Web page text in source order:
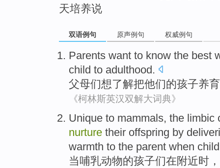
天培养说
双语例句 原声例句 权威例句
Parents want to know the best
child to adulthood.
父母们想了解把他们的孩子养育
《柯林斯英汉双解大词典》
Unique to mammals, the limbic
nurture their offspring by
warmth to the parent when
当哺乳动物的孩子们在附近时，